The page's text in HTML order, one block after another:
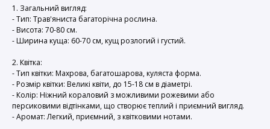
1. Загальний вигляд:
- Тип: Трав'яниста багаторічна рослина.
- Висота: 70-80 см.
- Ширина куща: 60-70 см, кущ розлогий і густий.
2. Квітка:
- Тип квітки: Махрова, багатошарова, куляста форма.
- Розмір квітки: Великі квіти, до 15-18 см в діаметрі.
- Колір: Ніжний кораловий з можливими рожевими або
персиковими відтінками, що створює теплий і приємний вигляд.
- Аромат: Легкий, приємний, з квітковими нотами.